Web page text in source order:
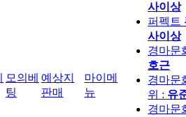
모의베
팅
예상지
판매
마이메
뉴
사이상
퍼펙트
사이상
경마문
호근
경마문
위 : 유
경마문